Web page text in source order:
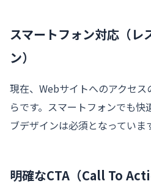
スマートフォン対応（レ
ン）
現在、Webサイトへのアクセ
らです。スマートフォンでも
ブデザインは必須となっていま
明確なCTA（Call To